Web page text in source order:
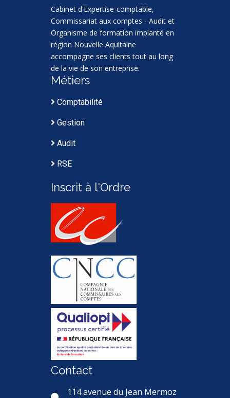
Cabinet d'Expertise-comptable,
Commissariat aux comptes - Audit et
Organisme de formation implanté en
région Nouvelle Aquitaine
accompagne ses clients tout au long
de la vie de son entreprise.
Métiers
Comptabilité
Gestion
Audit
RSE
Inscrit à l'Ordre
Contact
114 avenue du Jean Mermoz